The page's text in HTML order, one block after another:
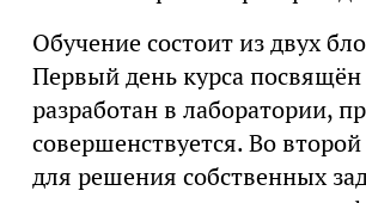
Обучение состоит из двух
Первый день курса
разработан в лаборатории,
совершенствуется. Во
для решения собственных